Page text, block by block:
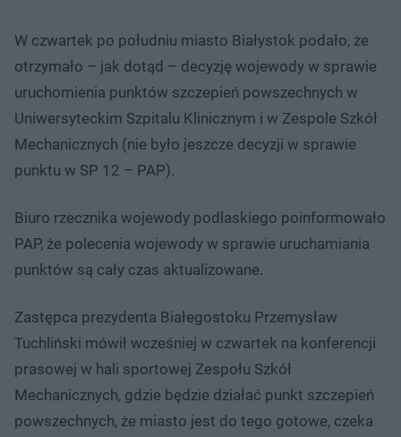
W czwartek po południu miasto Białystok podało, że
otrzymało – jak dotąd – decyzję wojewody w sprawie
uruchomienia punktów szczepień powszechnych w
Uniwersyteckim Szpitalu Klinicznym i w Zespole Szkół
Mechanicznych (nie było jeszcze decyzji w sprawie
punktu w SP 12 – PAP).
Biuro rzecznika wojewody podlaskiego poinformowało
PAP, że polecenia wojewody w sprawie uruchamiania
punktów są cały czas aktualizowane.
Zastępca prezydenta Białegostoku Przemysław
Tuchliński mówił wcześniej w czwartek na konferencji
prasowej w hali sportowej Zespołu Szkół
Mechanicznych, gdzie będzie działać punkt szczepień
powszechnych, że miasto jest do tego gotowe, czeka